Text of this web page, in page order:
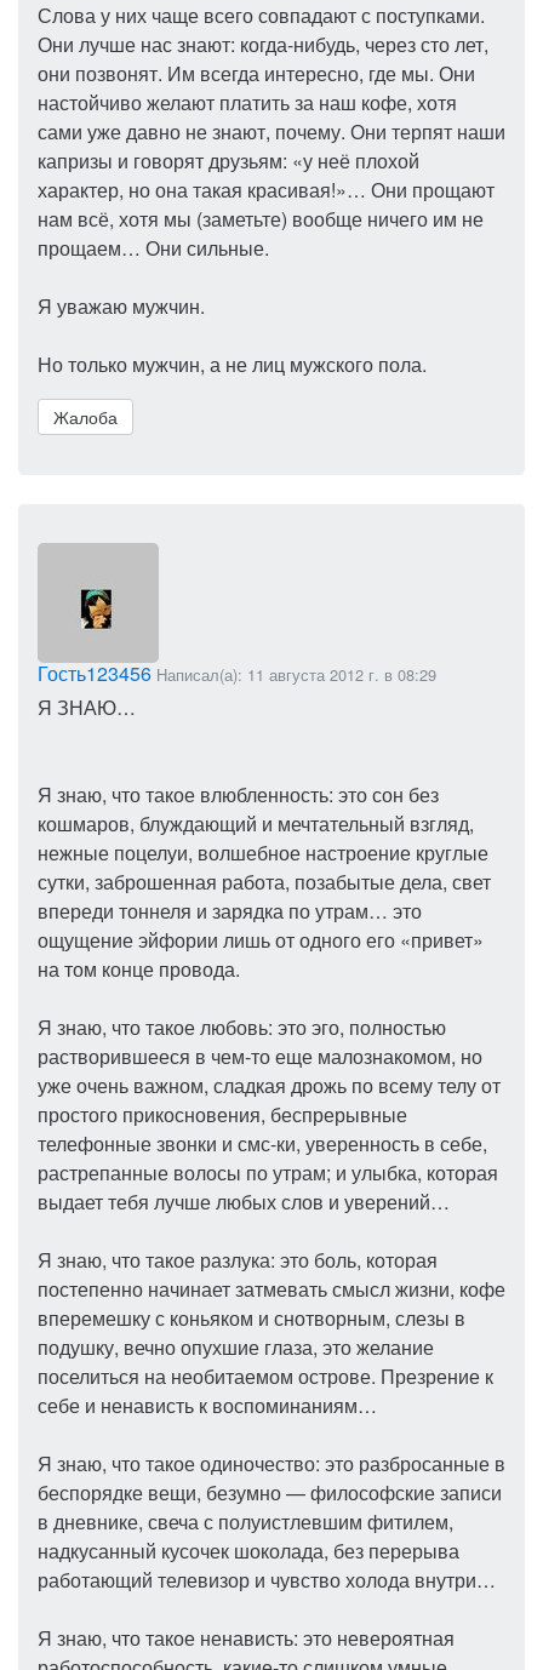
Слова у них чаще всего совпадают с поступками.
Они лучше нас знают: когда-нибудь, через сто лет,
они позвонят. Им всегда интересно, где мы. Они
настойчиво желают платить за наш кофе, хотя
сами уже давно не знают, почему. Они терпят наши
капризы и говорят друзьям: «у неё плохой
характер, но она такая красивая!»… Они прощают
нам всё, хотя мы (заметьте) вообще ничего им не
прощаем… Они сильные.
Я уважаю мужчин.
Но только мужчин, а не лиц мужского пола.
Жалоба
Гость123456 Написал(а): 11 августа 2012 г. в 08:29
Я ЗНАЮ…
Я знаю, что такое влюбленность: это сон без
кошмаров, блуждающий и мечтательный взгляд,
нежные поцелуи, волшебное настроение круглые
сутки, заброшенная работа, позабытые дела, свет
впереди тоннеля и зарядка по утрам… это
ощущение эйфории лишь от одного его «привет»
на том конце провода.
Я знаю, что такое любовь: это эго, полностью
растворившееся в чем-то еще малознакомом, но
уже очень важном, сладкая дрожь по всему телу от
простого прикосновения, беспрерывные
телефонные звонки и смс-ки, уверенность в себе,
растрепанные волосы по утрам; и улыбка, которая
выдает тебя лучше любых слов и уверений…
Я знаю, что такое разлука: это боль, которая
постепенно начинает затмевать смысл жизни, кофе
вперемешку с коньяком и снотворным, слезы в
подушку, вечно опухшие глаза, это желание
поселиться на необитаемом острове. Презрение к
себе и ненависть к воспоминаниям…
Я знаю, что такое одиночество: это разбросанные в
беспорядке вещи, безумно — философские записи
в дневнике, свеча с полуистлевшим фитилем,
надкусанный кусочек шоколада, без перерыва
работающий телевизор и чувство холода внутри…
Я знаю, что такое ненависть: это невероятная